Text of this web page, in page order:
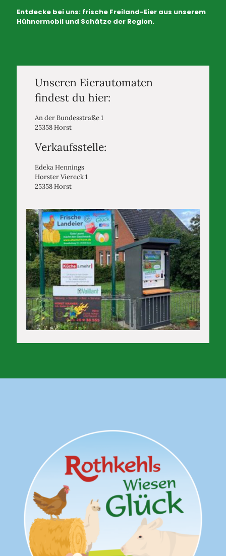
Entdecke bei uns: frische Freiland-Eier aus unserem
Hühnermobil und Schätze der Region.
Unseren Eierautomaten
findest du hier:
An der Bundesstraße 1
25358 Horst
Verkaufsstelle:
Edeka Hennings
Horster Viereck 1
25358 Horst